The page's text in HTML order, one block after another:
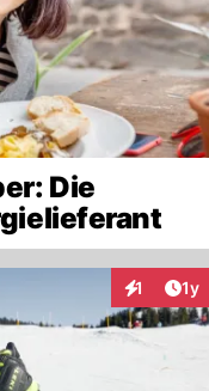
Die
1 1y